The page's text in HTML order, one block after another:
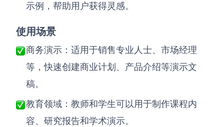
示例，帮助用户获得灵感。
使用场景
商务演示：适用于销售专业人士、市场经理
等，快速创建商业计划、产品介绍等演示文
稿。
教育领域：教师和学生可以用于制作课程内
容、研究报告和学术演示。